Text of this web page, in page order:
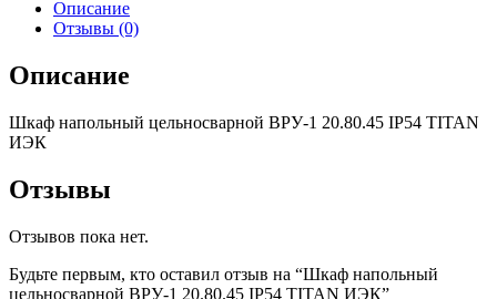
Описание
Отзывы (0)
Описание
Шкаф напольный цельносварной ВРУ-1 20.80.45 IP54 TITAN
ИЭК
Отзывы
Отзывов пока нет.
Будьте первым, кто оставил отзыв на “Шкаф напольный
цельносварной ВРУ-1 20.80.45 IP54 TITAN ИЭК”